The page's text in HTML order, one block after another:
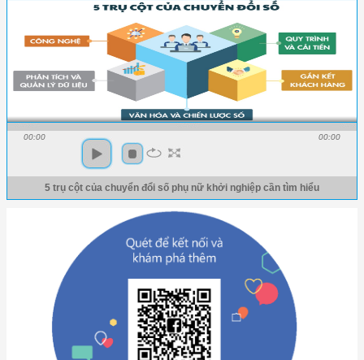
00:00 00:00
5 trụ cột của chuyển đổi số phụ nữ khởi nghiệp cần tìm hiểu